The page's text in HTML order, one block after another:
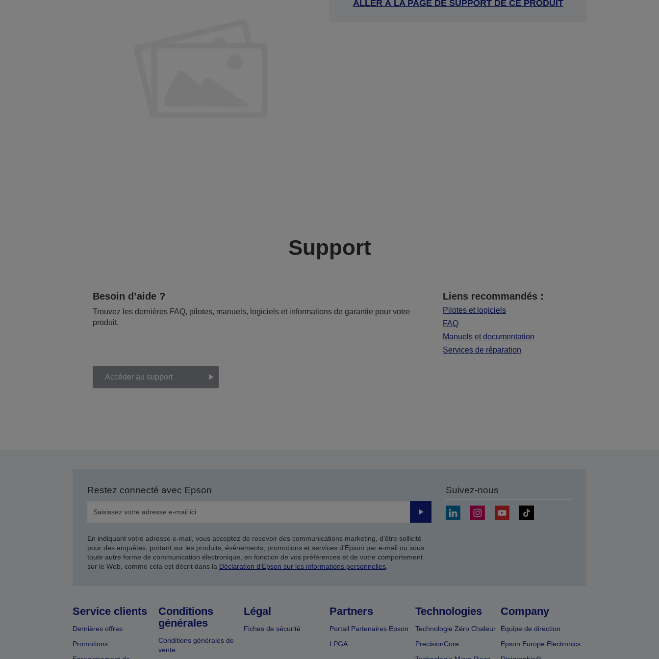
ALLER À LA PAGE DE SUPPORT DE CE PRODUIT
Support
Besoin d’aide ?
Trouvez les dernières FAQ, pilotes, manuels, logiciels et informations de garantie pour votre
produit.
Liens recommandés :
Pilotes et logiciels
FAQ
Manuels et documentation
Services de réparation
Accéder au support
Restez connecté avec Epson
Valider
En indiquant votre adresse e-mail, vous acceptez de recevoir des communications marketing, d’être sollicité
pour des enquêtes, portant sur les produits, événements, promotions et services d’Epson par e-mail ou sous
toute autre forme de communication électronique, en fonction de vos préférences et de votre comportement
sur le Web, comme cela est décrit dans la Déclaration d’Epson sur les informations personnelles.
Suivez-nous
Service clients
Dernières offres
Promotions
Conditions
générales
Conditions générales de
vente
Légal
Fiches de sécurité
Partners
Portail Partenaires Epson
LPGA
Technologies
Technologie Zéro Chaleur
PrecisionCore
Company
Équipe de direction
Epson Europe Electronics